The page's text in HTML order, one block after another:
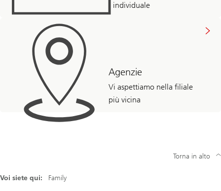
individuale
Agenzie
Vi aspettiamo nella filiale
più vicina
Voi siete qui: Family
Torna in alto